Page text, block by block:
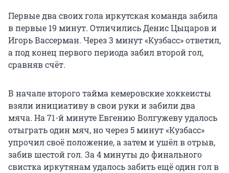
Первые два своих гола иркутская команда забила
в первые 19 минут. Отличились Денис Цыцаров и
Игорь Вассерман. Через 3 минут «Кузбасс» ответил,
а под конец первого периода забил второй гол,
сравняв счёт.
В начале второго тайма кемеровские хоккеисты
взяли инициативу в свои руки и забили два
мяча. На 71-й минуте Евгению Волгужеву удалось
отыграть один мяч, но через 5 минут «Кузбасс»
упрочил своё положение, а затем и ушёл в отрыв,
забив шестой гол. За 4 минуты до финального
свистка иркутянам удалось забить ещё один гол в